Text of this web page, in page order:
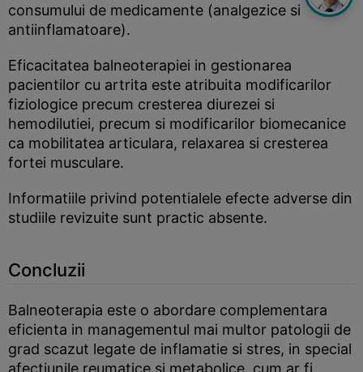
consumului de medicamente (analgezice si
antiinflamatoare).
Eficacitatea balneoterapiei in gestionarea
pacientilor cu artrita este atribuita modificarilor
fiziologice precum cresterea diurezei si
hemodilutiei, precum si modificarilor biomecanice
ca mobilitatea articulara, relaxarea si cresterea
fortei musculare.
Informatiile privind potentialele efecte adverse din
studiile revizuite sunt practic absente.
Concluzii
Balneoterapia este o abordare complementara
eficienta in managementul mai multor patologii de
grad scazut legate de inflamatie si stres, in special
afectiunile reumatice si metabolice, cum ar fi